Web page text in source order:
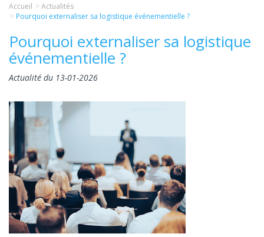
Accueil
Actualités
Pourquoi externaliser sa logistique événementielle ?
Pourquoi externaliser sa logistique
événementielle ?
Actualité du 13-01-2026